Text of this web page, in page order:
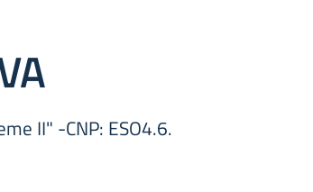
II" -CNP: ESO4.6.